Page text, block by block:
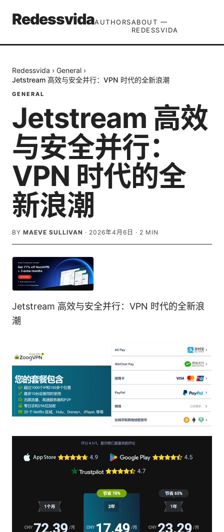
RedessvidaAUTHORSABOUT —
REDESSVIDA
Redessvida › General ›
Jetstream 高效与安全并行：VPN 时代的全新浪潮
GENERAL
Jetstream 高效
与安全并行：
VPN 时代的全
新浪潮
BY MAEVE SULLIVAN · 2026年4月6日 · 2 MIN
Jetstream 高效与安全并行：VPN 时代的全新浪
潮